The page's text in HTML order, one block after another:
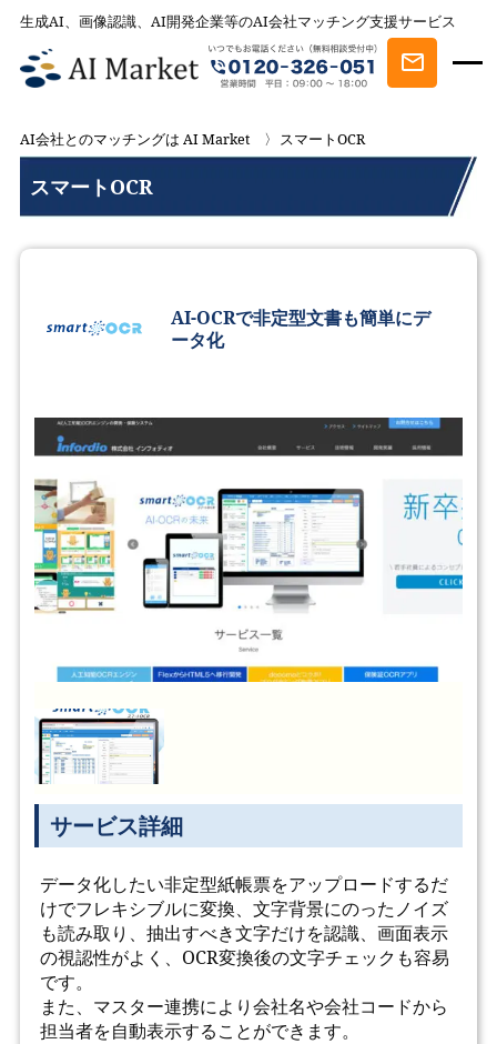
生成AI、画像認識、AI開発企業等のAI会社マッチング支援サービス
AI会社とのマッチングは AI Market スマートOCR
スマートOCR
AI-OCRで非定型文書も簡単にデ
ータ化
サービス詳細
データ化したい非定型紙帳票をアップロードするだ
けでフレキシブルに変換、文字背景にのったノイズ
も読み取り、抽出すべき文字だけを認識、画面表示
の視認性がよく、OCR変換後の文字チェックも容易
です。
また、マスター連携により会社名や会社コードから
担当者を自動表示することができます。